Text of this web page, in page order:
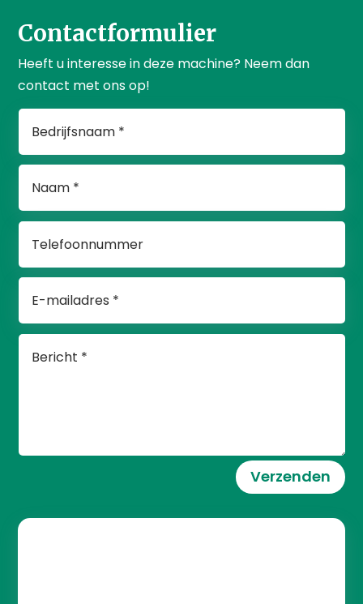
Contactformulier
Heeft u interesse in deze machine? Neem dan
contact met ons op!
Verzenden